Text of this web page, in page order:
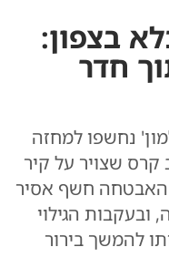
בצפון:
חדר
נחשפו למחזה
שצויר על קיר
האבטחה חשף אסיר
הגילוי
להמשך בירור